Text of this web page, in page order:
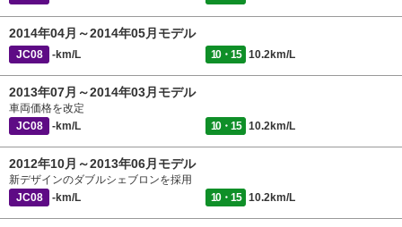
2014年04月～2014年05月モデル
JC08 -km/L 10・15 10.2km/L
2013年07月～2014年03月モデル
車両価格を改定
JC08
-km/L 10・15 10.2km/L
2012年10月～2013年06月モデル
新デザインのダブルシェブロンを採用
JC08
-km/L 10・15 10.2km/L